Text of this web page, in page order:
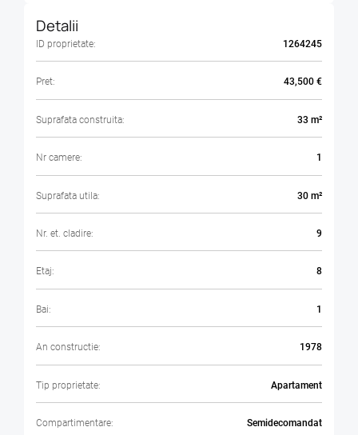
Detalii
ID proprietate: 1264245
Pret: 43,500 €
Suprafata construita: 33 m²
Nr camere: 1
Suprafata utila: 30 m²
Nr. et. cladire: 9
Etaj: 8
Bai: 1
An constructie: 1978
Tip proprietate: Apartament
Compartimentare: Semidecomandat